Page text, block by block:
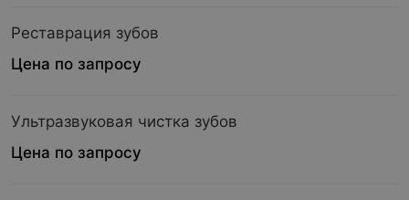
Реставрация зубов
Цена по запросу
Ультразвуковая чистка зубов
Цена по запросу